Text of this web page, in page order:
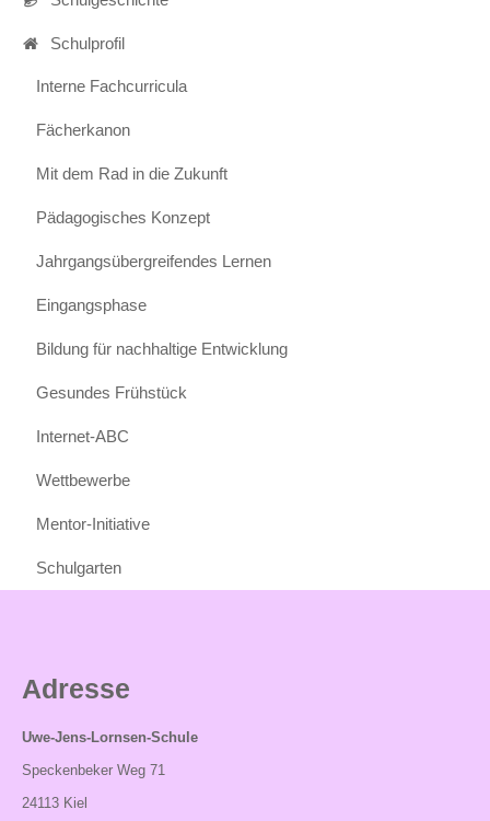
Förderangebote
Kinderparlament
Arbeitsgemeinschaften
Die
Shirts
mehr
Untersuchung,
und
und
Klassenfahrten
Der
Schulprofil
Interne Fachcurricula
Fächerkanon
Mit dem Rad in die Zukunft
Pädagogisches Konzept
Jahrgangsübergreifendes Lernen
Eingangsphase
Bildung für nachhaltige Entwicklung
Gesundes Frühstück
Internet-ABC
Wettbewerbe
Mentor-Initiative
Schulgarten
Adresse
Uwe-Jens-Lornsen-Schule
Speckenbeker Weg 71
24113 Kiel